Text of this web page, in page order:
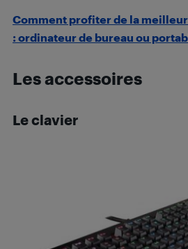
Comment profiter de la
: ordinateur de bureau ou
Les accessoires
Le clavier